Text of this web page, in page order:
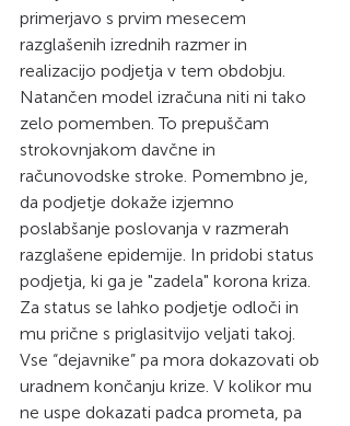
primerjavo s prvim mesecem
razglašenih izrednih razmer in
realizacijo podjetja v tem obdobju.
Natančen model izračuna niti ni tako
zelo pomemben. To prepuščam
strokovnjakom davčne in
računovodske stroke. Pomembno je,
da podjetje dokaže izjemno
poslabšanje poslovanja v razmerah
razglašene epidemije. In pridobi status
podjetja, ki ga je "zadela" korona kriza.
Za status se lahko podjetje odloči in
mu prične s priglasitvijo veljati takoj.
Vse “dejavnike” pa mora dokazovati ob
uradnem končanju krize. V kolikor mu
ne uspe dokazati padca prometa, pa